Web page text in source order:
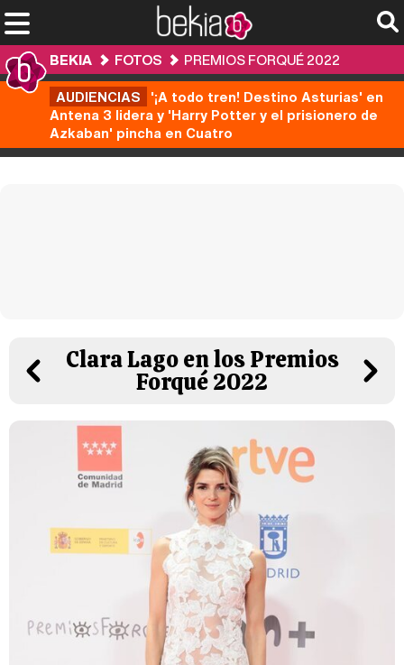
BEKIA FOTOS
PREMIOS FORQUÉ 2022
AUDIENCIAS '¡A todo tren! Destino Asturias' en
Antena 3 lidera y 'Harry Potter y el prisionero de
Azkaban' pincha en Cuatro
Clara Lago en los Premios
Forqué 2022